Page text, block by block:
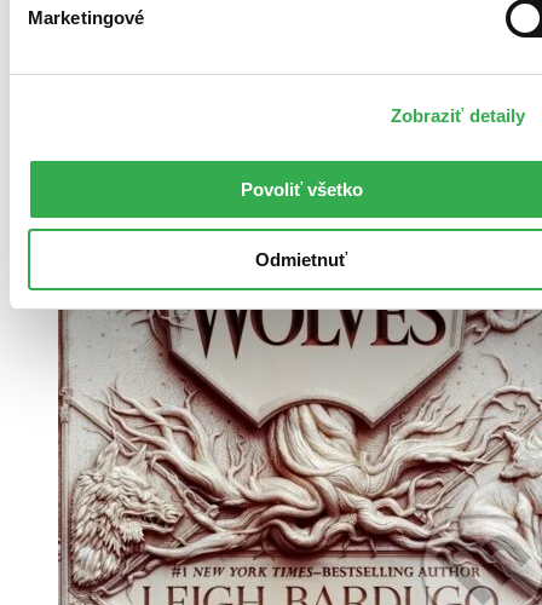
Marketingové
Zobraziť detaily
Povoliť všetko
Odmietnuť